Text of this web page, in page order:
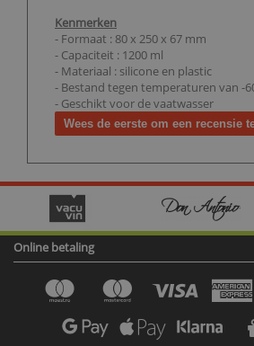
Kenmerken
- Formaat : 80 x 250 x 67 mm
- Capaciteit : 1200 ml
- Materiaal : silicone en plastic
- Bestand tegen temperaturen van -
- Geschikt voor de vaatwasser
Wees de eerste om een recensie
Online betaling